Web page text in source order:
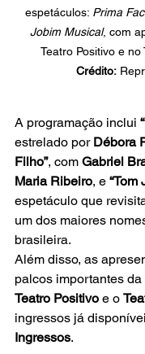
espetáculos: Prima
Jobim Musical, com
Teatro Positivo e no
Crédito:
A programação inclui
estrelado por Débora
Filho”, com Gabriel
Maria Ribeiro, e “Tom
espetáculo que
um dos maiores
brasileira.
Além disso, as
palcos importantes
Teatro Positivo e o
ingressos já
Ingressos.